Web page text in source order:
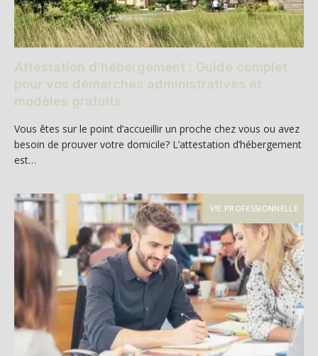
Attestation d’hébergement : Guide complet
pour vos démarches administratives et
modèles gratuits
Vous êtes sur le point d’accueillir un proche chez vous ou avez
besoin de prouver votre domicile? L’attestation d’hébergement
est…
VIE PROFESSIONNELLE